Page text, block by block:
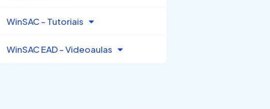
WinSAC – Tutoriais
WinSAC EAD – Videoaulas